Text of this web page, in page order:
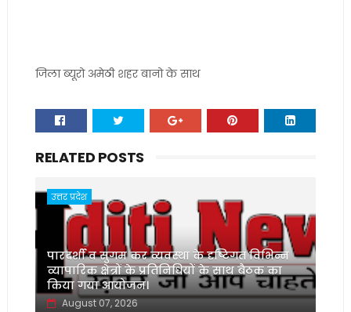
जिला ब्यूरो अमेठी शहर बानो के साथ
RELATED POSTS
उत्तर प्रदेश
पारदर्शी व सुगम कर व्यवस्था के दृष्टिगत विभिन्न
व्यापारिक क्षेत्रों के प्रतिनिधियों के साथ बैठक का
किया गया आयोजन।
August 07, 2026